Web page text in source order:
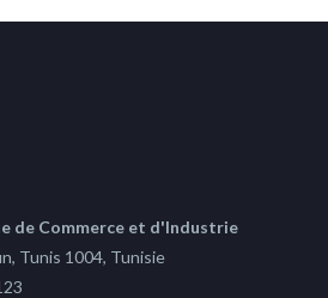
de Commerce et d'Industrie
Tunis 1004, Tunisie